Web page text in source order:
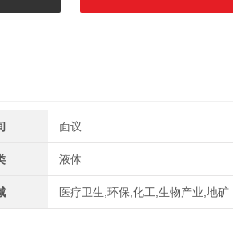
面议
液体
医疗卫生,环保,化工,生物产业,地矿